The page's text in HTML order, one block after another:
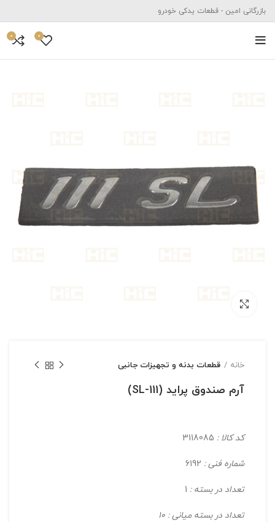
بازرگانی امین - قطعات یدکی خودرو
0
0
خانه قطعات بدنه و تجهیزات جانبی
آرم صندوق پراید (111-SL)
کد کالا :
شماره فنی :
تعداد در بسته :
تعداد در بسته میانی : 10